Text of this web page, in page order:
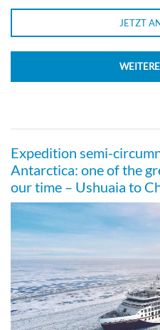
JETZT
Expedition semi-
Antarctica: one of the
our time – Ushuaia to